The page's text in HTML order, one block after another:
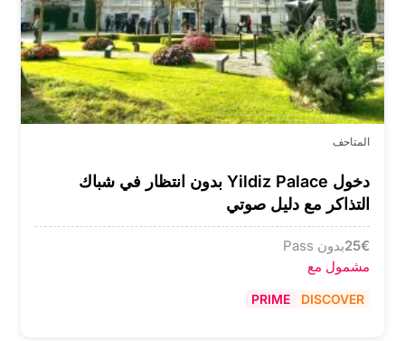
المتاحف
دخول Yildiz Palace بدون انتظار في شباك
التذاكر مع دليل صوتي
€
25بدون Pass
مشمول مع
DISCOVER
PRIME